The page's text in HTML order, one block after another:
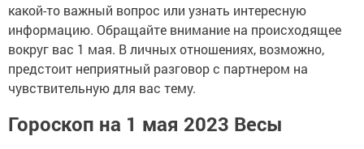
какой-то важный вопрос или узнать интересную
информацию. Обращайте внимание на происходящее
вокруг вас 1 мая. В личных отношениях, возможно,
предстоит неприятный разговор с партнером на
чувствительную для вас тему.
Гороскоп на 1 мая 2023 Весы